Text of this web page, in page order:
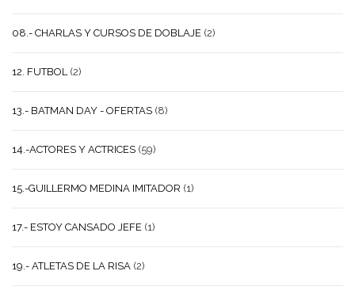
08.- CHARLAS Y CURSOS DE DOBLAJE (2)
12. FUTBOL (2)
13.- BATMAN DAY - OFERTAS (8)
14.-ACTORES Y ACTRICES (59)
15.-GUILLERMO MEDINA IMITADOR (1)
17.- ESTOY CANSADO JEFE (1)
19.- ATLETAS DE LA RISA (2)